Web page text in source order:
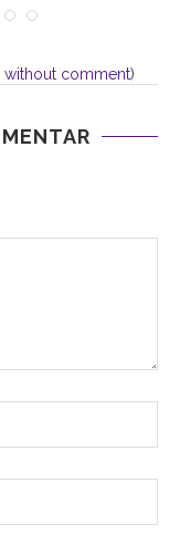
without comment)